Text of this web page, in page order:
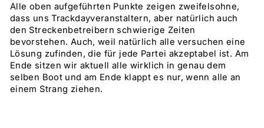
Alle oben aufgeführten Punkte zeigen zweifelsohne,
dass uns Trackdayveranstaltern, aber natürlich auch
den Streckenbetreibern schwierige Zeiten
bevorstehen. Auch, weil natürlich alle versuchen eine
Lösung zufinden, die für jede Partei akzeptabel ist. Am
Ende sitzen wir aktuell alle wirklich in genau dem
selben Boot und am Ende klappt es nur, wenn alle an
einem Strang ziehen.